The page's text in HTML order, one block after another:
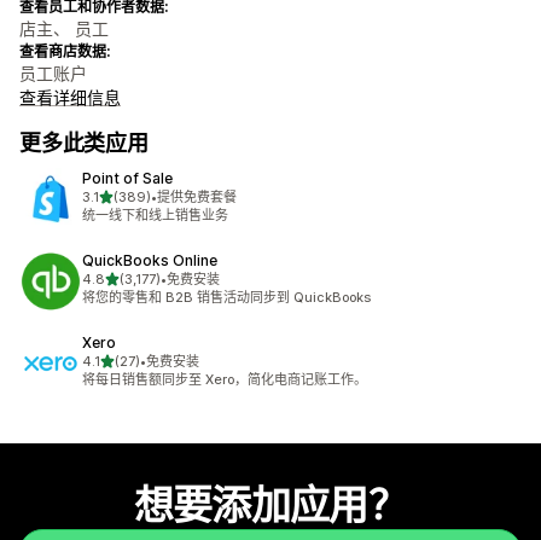
查看员工和协作者数据:
店主、 员工
查看商店数据:
员工账户
查看详细信息
更多此类应用
Point of Sale
3.1星（满分 5 星）
(389)
总共 389 条评论
•提供免费套餐
统一线下和线上销售业务
QuickBooks Online
4.8星（满分 5 星）
(3,177)
总共 3177 条评论
•免费安装
将您的零售和 B2B 销售活动同步到 QuickBooks
Xero
4.1星（满分 5 星）
(27)
总共 27 条评论
•免费安装
将每日销售额同步至 Xero，简化电商记账工作。
想要添加应用？